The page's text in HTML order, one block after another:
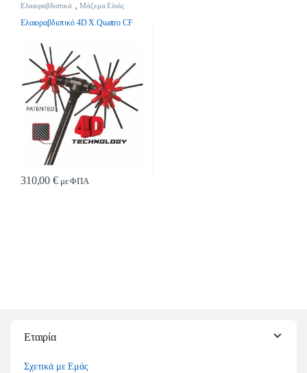
Ελαιοραβδιστικά ,Μάζεμα Ελιάς
Ελαιοραβδιστικό 4D X.Quattro CF
310,00€με ΦΠΑ
Εταιρία
Σχετικά με Εμάς